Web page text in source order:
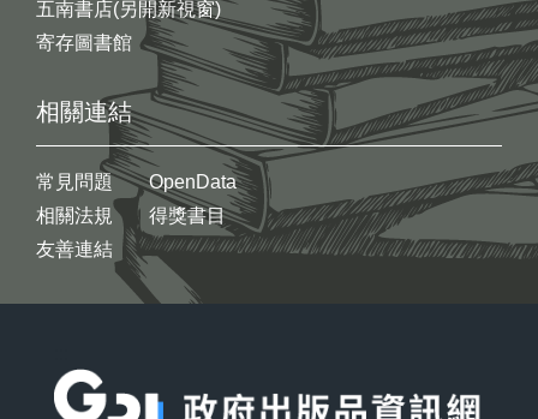
五南書店(另開新視窗)
寄存圖書館
相關連結
常見問題
相關法規
友善連結
OpenData
得獎書目